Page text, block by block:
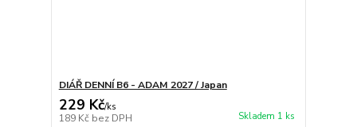
DIÁŘ DENNÍ B6 - ADAM 2027 / Japan
229 Kč/ks
189 Kč bez DPH Skladem 1 ks